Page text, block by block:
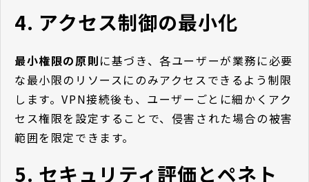
4. アクセス制御の最小化
最小権限の原則に基づき、各ユーザーが業務に必要
な最小限のリソースにのみアクセスできるよう制限
します。VPN接続後も、ユーザーごとに細かくアク
セス権限を設定することで、侵害された場合の被害
範囲を限定できます。
5. セキュリティ評価とペネト